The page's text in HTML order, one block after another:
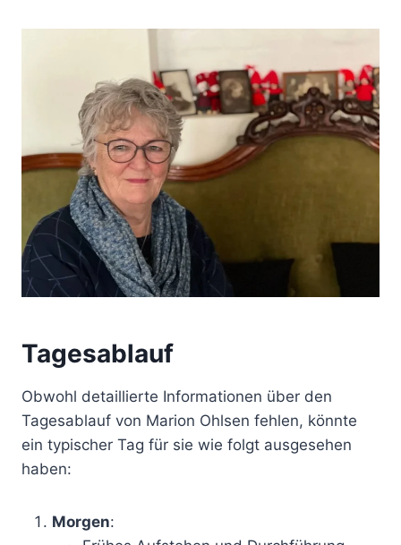
Tagesablauf
Obwohl detaillierte Informationen über den
Tagesablauf von Marion Ohlsen fehlen, könnte
ein typischer Tag für sie wie folgt ausgesehen
haben:
Morgen: